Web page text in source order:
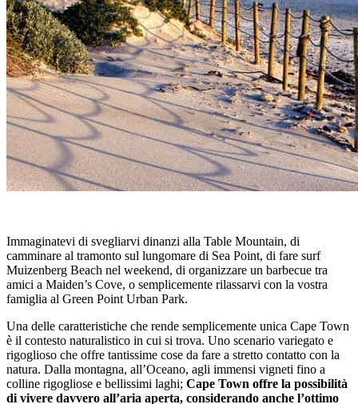
Immaginatevi di svegliarvi dinanzi alla Table Mountain, di
camminare al tramonto sul lungomare di Sea Point, di fare surf
Muizenberg Beach nel weekend, di organizzare un barbecue tra
amici a Maiden’s Cove, o semplicemente rilassarvi con la vostra
famiglia al Green Point Urban Park.
Una delle caratteristiche che rende semplicemente unica Cape Town
è il contesto naturalistico in cui si trova. Uno scenario variegato e
rigoglioso che offre tantissime cose da fare a stretto contatto con la
natura. Dalla montagna, all’Oceano, agli immensi vigneti fino a
colline rigogliose e bellissimi laghi; Cape Town offre la possibilità
di vivere davvero all’aria aperta, considerando anche l’ottimo